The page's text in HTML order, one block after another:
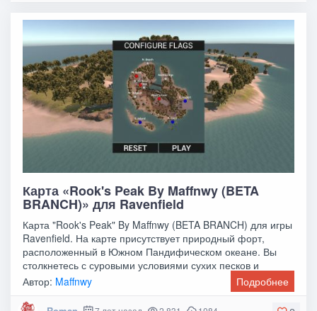
Карта «Rook's Peak By Maffnwy (BETA
BRANCH)» для Ravenfield
Карта "Rook's Peak" By Maffnwy (BETA BRANCH) для игры
Ravenfield. На карте присутствует природный форт,
расположенный в Южном Пандифическом океане. Вы
столкнетесь с суровыми условиями сухих песков и
Автор: Maffnwy Подробнее